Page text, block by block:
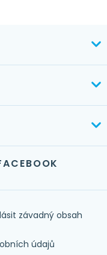
závadný obsah
údajů